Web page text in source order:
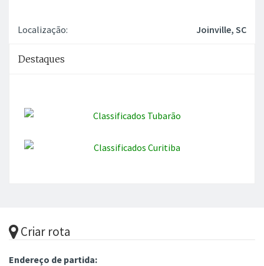
Localização: Joinville, SC
Destaques
Criar rota
Endereço de partida: